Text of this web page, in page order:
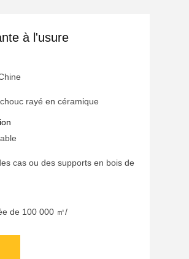
à l'usure
rayé en céramique
cas ou des supports en bois de
de 100 000 ㎡/